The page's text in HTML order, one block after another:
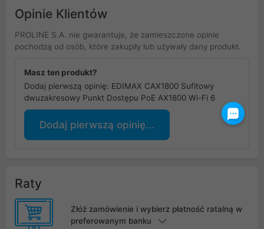
Opinie Klientów
PROLINE S.A. nie gwarantuje, że zamieszczone opinie
pochodzą od osób, które zakupiły lub używały dany produkt.
Masz ten produkt?
Dodaj pierwszą opinię: EDIMAX CAX1800 Sufitowy
dwuzakresowy Punkt Dostępu PoE AX1800 Wi-Fi 6
Dodaj pierwszą opinię...
Raty
Złóż zamówienie i wybierz płatność ratalną w
preferowanym banku